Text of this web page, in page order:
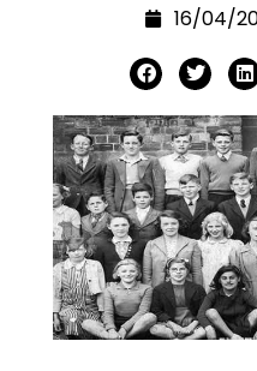
16/04/